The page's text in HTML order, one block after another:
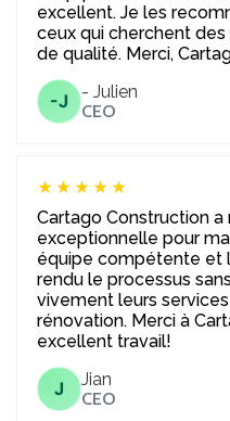
excellent. Je les
ceux qui cherchent
de qualité. Merci,
-J
- Julien
CEO
★★★★★
Cartago Construction
exceptionnelle pour
équipe compétente et
rendu le processus
vivement leurs
rénovation. Merci à
excellent travail!
J
Jian
CEO